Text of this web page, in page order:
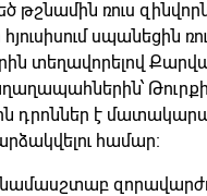
ռուս զինվորն
սպանեցին
տեղավորելով
դրոններ է
համար։